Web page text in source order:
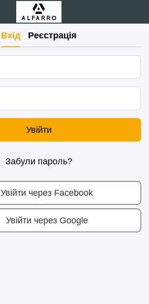
Вхід Реєстрація
Увійти
Забули пароль?
Увійти через Facebook
Увійти через Google